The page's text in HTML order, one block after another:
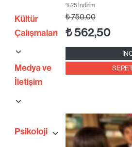
Kültür
Çalışmaları
Medya ve
İletişim
Psikoloji
%25 İndirim
₺750,00
₺562,50